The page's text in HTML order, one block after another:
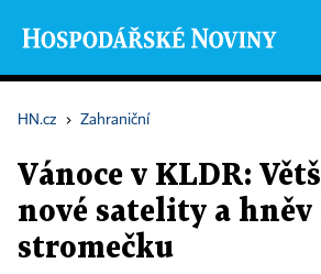
HN.cz › Zahraniční
Vánoce v KLDR:
nové satelity a
stromečku